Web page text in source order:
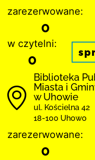
zarezerwowane:
0
w czytelni:
0
Biblioteka
Miasta i
w Uhowie
ul. Kościelna 42
18-100 Uhowo
zarezerwowane:
0